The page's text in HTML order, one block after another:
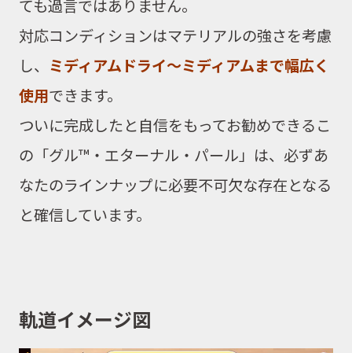
ても過言ではありません。
対応コンディションはマテリアルの強さを考慮
し、 ミディアムドライ〜ミディアムまで幅広く
使用できます。
ついに完成したと自信をもってお勧めできるこ
の「グル™・エターナル・パール」は、必ずあ
なたのラインナップに必要不可欠な存在となる
と確信しています。
軌道イメージ図